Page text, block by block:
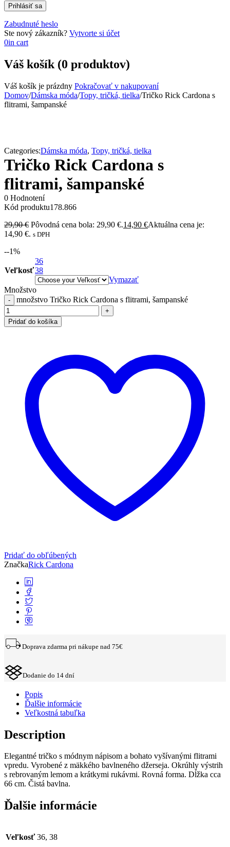
Zabudnuté heslo
Ste nový zákazník? Vytvorte si účet
0in cart
Váš košík (0 produktov)
Váš košík je prázdny Pokračovať v nakupovaní
Domov/Dámska móda/Topy, tričká, tielka/Tričko Rick Cardona s
flitrami, šampanské
Categories:Dámska móda, Topy, tričká, tielka
Tričko Rick Cardona s
flitrami, šampanské
0 Hodnotení
Kód produktu178.866
29,90€ Pôvodná cena bola: 29,90 €.14,90 €Aktuálna cena je:
14,90 €. s DPH
--1%
Veľkosť
36
38
Vymazať
Množstvo
množstvo Tričko Rick Cardona s flitrami, šampanské
Pridať do košíka
Pridať do obľúbených
ZnačkaRick Cardona
Doprava zdarma pri nákupe nad 75€
Dodanie do 14 dní
Popis
Ďalšie informácie
Veľkostná tabuľka
Description
Elegantné tričko s módnym nápisom a bohato vyšívanými flitrami
vpredu. Vyrobené z mäkkého bavlneného džerseja. Okrúhly výstrih
s rebrovaným lemom a krátkymi rukávmi. Rovná forma. Dĺžka cca
66 cm. Čistá bavlna.
Ďalšie informácie
Veľkosť 36, 38